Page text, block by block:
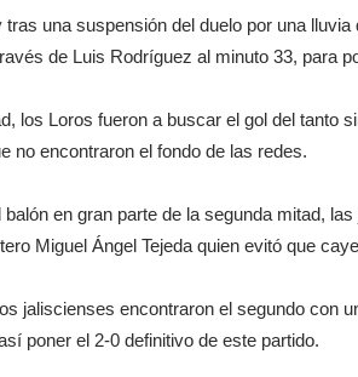
una suspensión del duelo por una
de Luis Rodríguez al minuto 33, para
los Loros fueron a buscar el gol del tanto
no encontraron el fondo de las redes.
en gran parte de la segunda mitad,
Miguel Ángel Tejeda quien evitó que
jaliscienses encontraron el segundo con
poner el 2-0 definitivo de este partido.